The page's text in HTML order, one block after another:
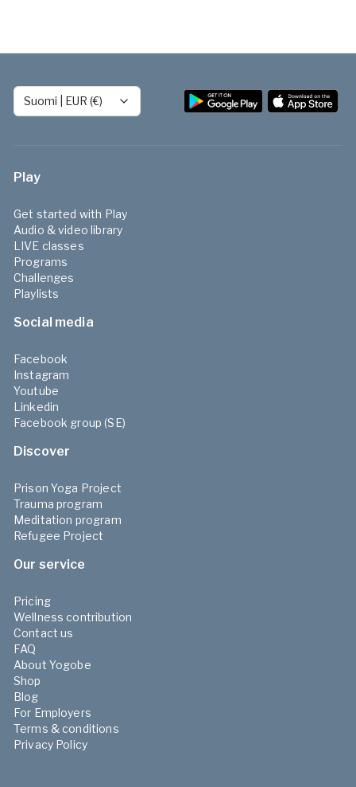
Suomi EUR (€)
Play
Get started with Play
Audio & video library
LIVE classes
Programs
Challenges
Playlists
Social media
Facebook
Instagram
Youtube
Linkedin
Facebook group (SE)
Discover
Prison Yoga Project
Trauma program
Meditation program
Refugee Project
Our service
Pricing
Wellness contribution
Contact us
FAQ
About Yogobe
Shop
Blog
For Employers
Terms & conditions
Privacy Policy